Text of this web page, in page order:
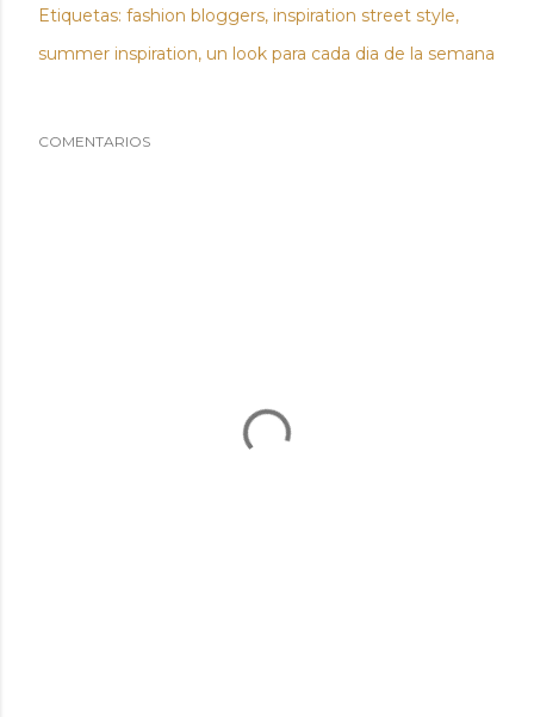
Etiquetas: fashion bloggers inspiration street style
summer inspiration un look para cada dia de la semana
COMENTARIOS